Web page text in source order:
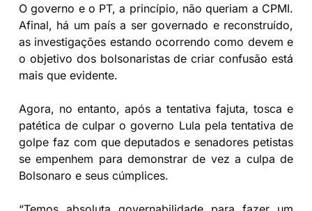
O governo e o PT, a princípio, não queriam a CPMI.
Afinal, há um país a ser governado e reconstruído,
as investigações estando ocorrendo como devem e
o objetivo dos bolsonaristas de criar confusão está
mais que evidente.
Agora, no entanto, após a tentativa fajuta, tosca e
patética de culpar o governo Lula pela tentativa de
golpe faz com que deputados e senadores petistas
se empenhem para demonstrar de vez a culpa de
Bolsonaro e seus cúmplices.